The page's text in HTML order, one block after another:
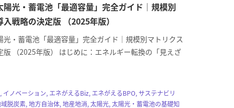
陽光・蓄電池「最適容量」完全ガイド｜規模別
戦略の決定版 （2025年版）
光・蓄電池「最適容量」完全ガイド｜規模別マトリクス
版 （2025年版） はじめに：エネルギー転換の「見えざ
イノベーション, エネがえるBiz, エネがえるBPO, サステナビリ
脱炭素, 地方自治体, 地産地消, 太陽光, 太陽光・蓄電池の基礎知